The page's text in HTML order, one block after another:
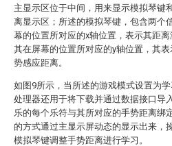
主显示区位于中间，用来显示模拟琴键
离显示区；所述的模拟琴键，包含两个
幕的位置所对应的x轴位置，表示其距
其在屏幕的位置所对应的y轴位置，其
势感应距离。
如图9所示，当所述的游戏模式设置为
处理器还用于将下载并通过数据接口导
乐的每个乐符与其所对应的手势距离绑
的方式通过主显示屏动态的显示出来，
模拟琴键调整手势距离进行学习。